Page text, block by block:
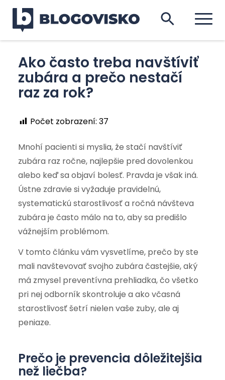
Ako často treba navštíviť
zubára a prečo nestačí
raz za rok?
Počet zobrazení: 37
Mnohí pacienti si myslia, že stačí navštíviť
zubára raz ročne, najlepšie pred dovolenkou
alebo keď sa objaví bolesť. Pravda je však iná.
Ústne zdravie si vyžaduje pravidelnú,
systematickú starostlivosť a ročná návšteva
zubára je často málo na to, aby sa predišlo
vážnejším problémom.
V tomto článku vám vysvetlíme, prečo by ste
mali navštevovať svojho zubára častejšie, aký
má zmysel preventívna prehliadka, čo všetko
pri nej odborník skontroluje a ako včasná
starostlivosť šetrí nielen vaše zuby, ale aj
peniaze.
Prečo je prevencia dôležitejšia
než liečba?